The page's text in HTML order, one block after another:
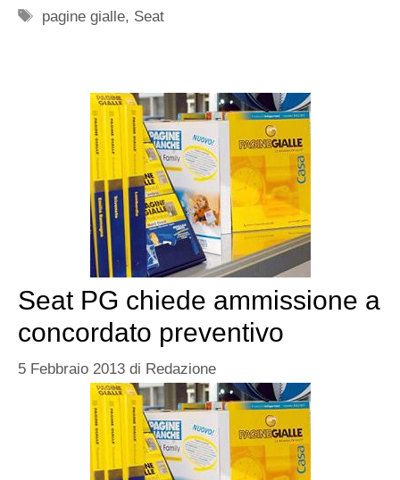
Tag
pagine gialle, Seat
Seat PG chiede ammissione a
concordato preventivo
5 Febbraio 2013 di Redazione